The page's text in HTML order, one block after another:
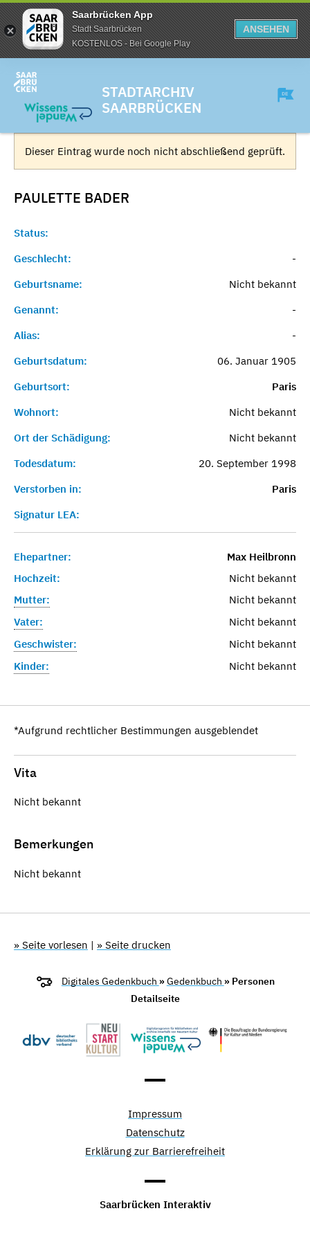
Saarbrücken App
Stadt Saarbrücken
KOSTENLOS - Bei Google Play
ANSEHEN
STADTARCHIV
SAARBRÜCKEN
Dieser Eintrag wurde noch nicht abschließend geprüft.
PAULETTE BADER
Status:
Geschlecht:
-
Geburtsname:
Nicht bekannt
Genannt:
-
Alias:
-
Geburtsdatum:
06. Januar 1905
Geburtsort:
Paris
Wohnort:
Nicht bekannt
Ort der Schädigung:
Nicht bekannt
Todesdatum:
20. September 1998
Verstorben in:
Paris
Signatur LEA:
Ehepartner:
Max Heilbronn
Hochzeit:
Nicht bekannt
Mutter:
Nicht bekannt
Vater:
Nicht bekannt
Geschwister:
Nicht bekannt
Kinder:
Nicht bekannt
*Aufgrund rechtlicher Bestimmungen ausgeblendet
Vita
Nicht bekannt
Bemerkungen
Nicht bekannt
» Seite vorlesen | » Seite drucken
Digitales Gedenkbuch »Gedenkbuch » Personen
Detailseite
Impressum
Datenschutz
Erklärung zur Barrierefreiheit
Saarbrücken Interaktiv